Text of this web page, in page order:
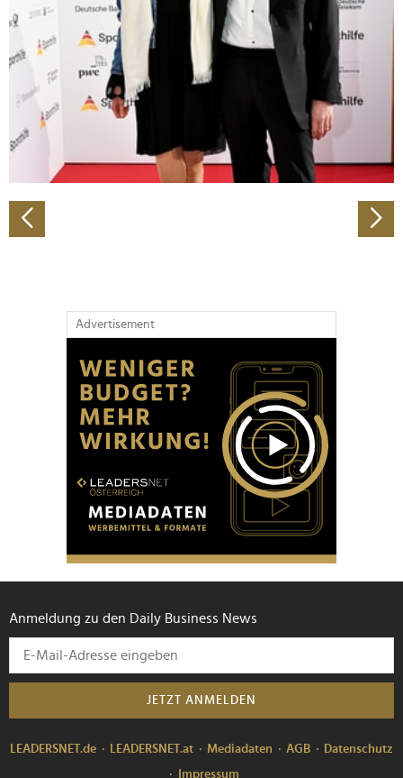
Wir verwenden Cookies, um Inhalte und Anzeigen zu
personalisieren, Funktionen für soziale Medien anbieten
zu können und die Zugriffe auf unsere Website zu
analysieren. Außerdem geben wir Informationen zu Ihrer
Verwendung unserer Website an unsere Partner für
soziale Medien, Werbung und Analysen weiter. Unsere
Partner führen diese Informationen möglicherweise mit
weiteren Daten zusammen, die Sie ihnen bereitgestellt
gesammelt haben.
Advertisement
Anmeldung zu den Daily Business News
JETZT ANMELDEN
LEADERSNET.de LEADERSNET.at Mediadaten AGB
Datenschutz
Impressum